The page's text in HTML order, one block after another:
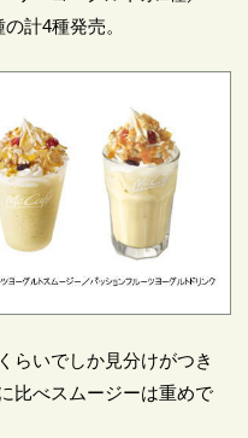
計4種発売。
らいでしか見分けがつき
比べスムージーは重めで